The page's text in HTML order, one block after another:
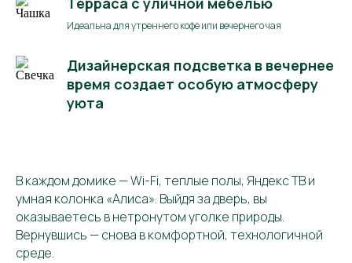
Идеальна для утреннего кофе или вечернего чая
Дизайнерская подсветка в вечернее
время создает особую атмосферу
уюта
В каждом домике — Wi-Fi, теплые полы, Яндекс ТВ и
умная колонка «Алиса». Выйдя за дверь, вы
оказываетесь в нетронутом уголке природы.
Вернувшись — снова в комфортной, технологичной
среде.